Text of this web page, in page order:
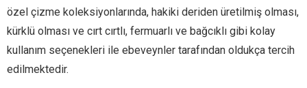
özel çizme koleksiyonlarında, hakiki deriden üretilmiş olması,
kürklü olması ve cırt cırtlı, fermuarlı ve bağcıklı gibi kolay
kullanım seçenekleri ile ebeveynler tarafından oldukça tercih
edilmektedir.